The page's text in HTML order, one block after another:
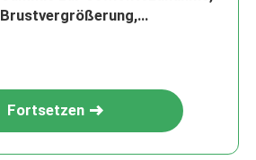
Brustvergrößerung,
Fortsetzen